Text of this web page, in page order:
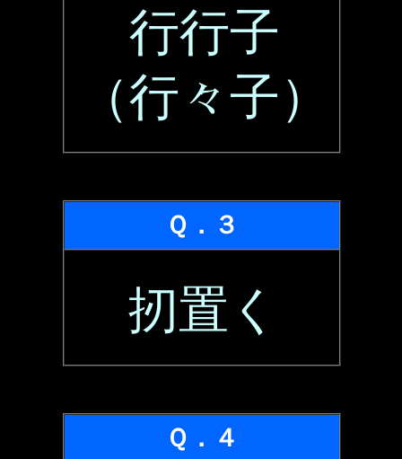
行行子
（行々子）
Ｑ．３
扨置く
Ｑ．４